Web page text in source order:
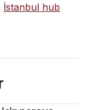
İstanbul hub